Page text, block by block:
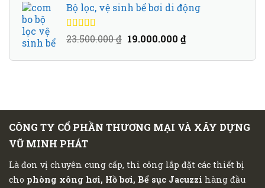
Bộ lọc, vệ sinh bể bơi di động
Được xếp
23.500.000₫ Giá
là:
19.000.000 ₫Giá
tại
CÔNG TY CỔ PHẦN THƯƠNG MẠI VÀ XÂY DỰNG
VŨ MINH PHÁT
Là đơn vị chuyên cung cấp, thi công lắp đặt các thiết bị
cho phòng xông hơi, Hồ bơi, Bể sục Jacuzzi hàng đầu